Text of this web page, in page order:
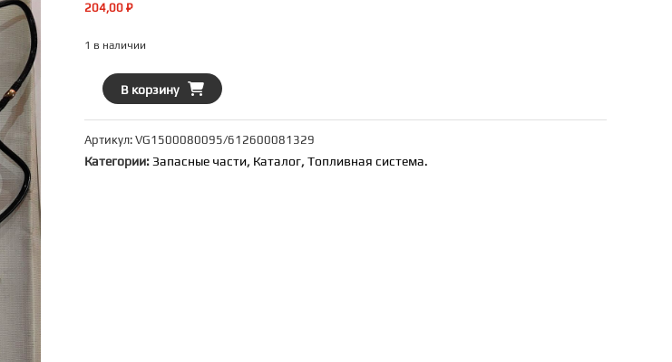
204,00 ₽
1 в наличии
Количество
товара
Трубка
топливная
обратки
В корзину
Артикул: VG1500080095/612600081329
Категории: Запасные части, Каталог,Топливная система.